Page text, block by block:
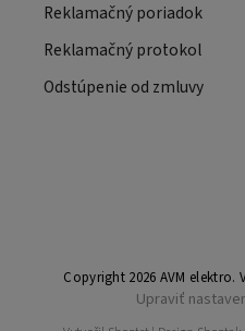
Reklamačný poriadok
Reklamačný protokol
Odstúpenie od zmluvy
Copyright 2026 AVM elektro.
Upraviť